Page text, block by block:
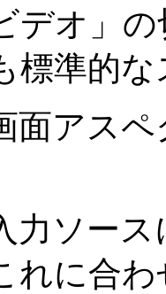
デオ」
標準的
アスペ
ソース
れに合